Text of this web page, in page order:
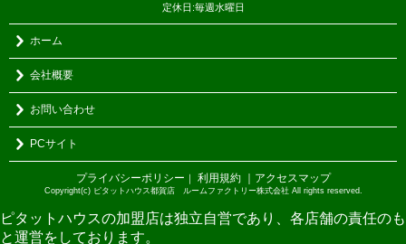
定休日:毎週水曜日
ホーム
会社概要
お問い合わせ
PCサイト
プライバシーポリシー ｜ 利用規約 ｜アクセスマップ
Copyright(c) ピタットハウス都賀店 ルームファクトリー株式会社 All rights reserved.
ピタットハウスの加盟店は独立自営であり、各店舗の責任のも
と運営をしております。